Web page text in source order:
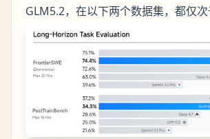
GLM5.2，在以下两个数据集，都仅次